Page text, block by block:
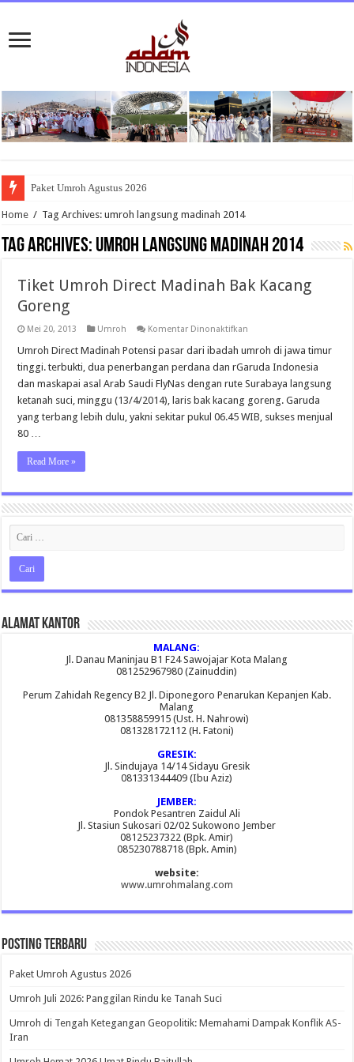
Paket Umroh Agustus 2026
Home / Tag Archives: umroh langsung madinah 2014
Tag Archives: umroh langsung madinah 2014
Tiket Umroh Direct Madinah Bak Kacang
Goreng
Mei 20, 2013 Umroh Komentar Dinonaktifkan
Umroh
Madinah
Bak
Kacang
Goreng
Umroh Direct Madinah Potensi pasar dari ibadah umroh di jawa timur
tinggi. terbukti, dua penerbangan perdana dan rGaruda Indonesia
dan maskapai asal Arab Saudi FlyNas dengan rute Surabaya langsung
ketanah suci, minggu (13/4/2014), laris bak kacang goreng. Garuda
yang terbang lebih dulu, yakni sekitar pukul 06.45 WIB, sukses menjual
80 …
Read More »
Alamat Kantor
MALANG:
Jl. Danau Maninjau B1 F24 Sawojajar Kota Malang
081252967980 (Zainuddin)
Perum Zahidah Regency B2 Jl. Diponegoro Penarukan Kepanjen Kab.
Malang
081358859915 (Ust. H. Nahrowi)
081328172112 (H. Fatoni)
GRESIK:
Jl. Sindujaya 14/14 Sidayu Gresik
081331344409 (Ibu Aziz)
JEMBER:
Pondok Pesantren Zaidul Ali
Jl. Stasiun Sukosari 02/02 Sukowono Jember
08125237322 (Bpk. Amir)
085230788718 (Bpk. Amin)
website:
www.umrohmalang.com
Posting Terbaru
Paket Umroh Agustus 2026
Umroh Juli 2026: Panggilan Rindu ke Tanah Suci
Umroh di Tengah Ketegangan Geopolitik: Memahami Dampak Konflik AS-
Iran